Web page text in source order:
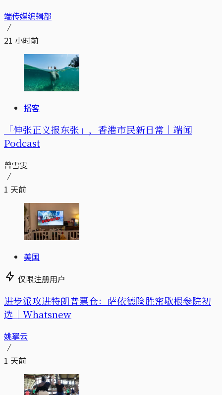
端传媒编辑部
21 小时前
播客
「伸张正义报东张」，香港市民新日常｜端闻
Podcast
曾雪雯
1 天前
美国
仅限注册用户
进步派攻进特朗普票仓：萨依德险胜密歇根参院初
选｜Whatsnew
姚拏云
1 天前